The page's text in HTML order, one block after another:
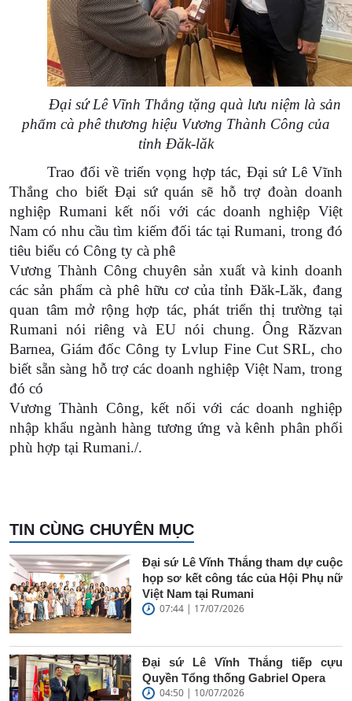
Đại sứ Lê Vĩnh Thắng tặng quà lưu niệm là sản
phẩm cà phê thương hiệu Vương Thành Công của
tỉnh Đăk-lăk
Trao đổi về triển vọng hợp tác, Đại sứ Lê Vĩnh
Thắng cho biết Đại sứ quán sẽ hỗ trợ đoàn doanh
nghiệp Rumani kết nối với các doanh nghiệp Việt
Nam có nhu cầu tìm kiếm đối tác tại Rumani, trong đó
tiêu biểu có Công ty cà phê
Vương Thành Công chuyên sản xuất và kinh doanh
các sản phẩm cà phê hữu cơ của tỉnh Đăk-Lăk, đang
quan tâm mở rộng hợp tác, phát triển thị trường tại
Rumani nói riêng và EU nói chung. Ông Răzvan
Barnea, Giám đốc Công ty Lvlup Fine Cut SRL, cho
biết sẵn sàng hỗ trợ các doanh nghiệp Việt Nam, trong
đó có
Vương Thành Công, kết nối với các doanh nghiệp
nhập khẩu ngành hàng tương ứng và kênh phân phối
phù hợp tại Rumani./.
TIN CÙNG CHUYÊN MỤC
Đại sứ Lê Vĩnh Thắng tham dự cuộc
họp sơ kết công tác của Hội Phụ nữ
Việt Nam tại Rumani
07:44 | 17/07/2026
Đại sứ Lê Vĩnh Thắng tiếp cựu
Quyền Tổng thống Gabriel Opera
04:50 | 10/07/2026